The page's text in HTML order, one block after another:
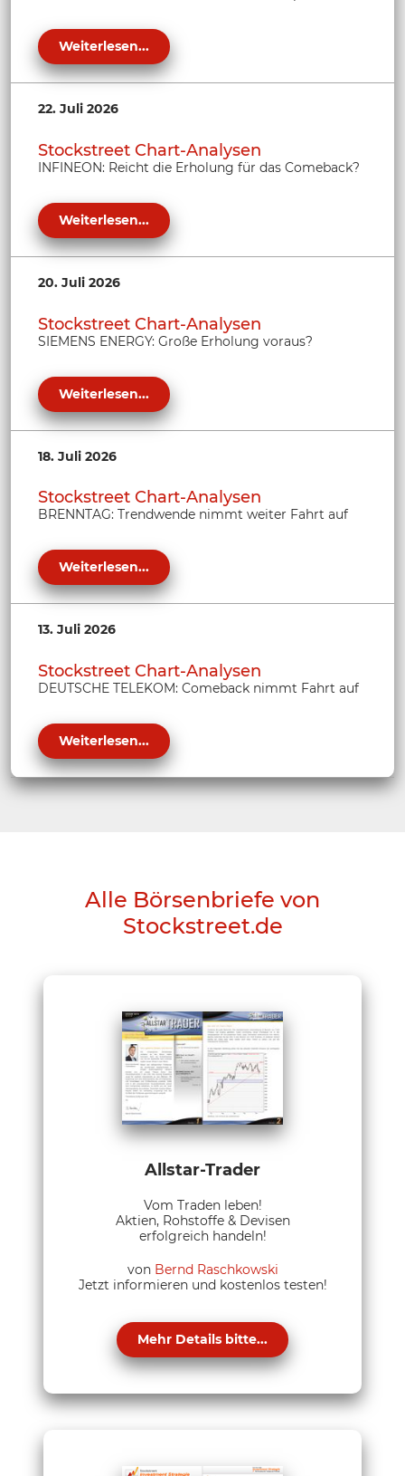
Weiterlesen...
22. Juli 2026
Stockstreet Chart-Analysen
INFINEON: Reicht die Erholung für das Comeback?
Weiterlesen...
20. Juli 2026
Stockstreet Chart-Analysen
SIEMENS ENERGY: Große Erholung voraus?
Weiterlesen...
18. Juli 2026
Stockstreet Chart-Analysen
BRENNTAG: Trendwende nimmt weiter Fahrt auf
Weiterlesen...
13. Juli 2026
Stockstreet Chart-Analysen
DEUTSCHE TELEKOM: Comeback nimmt Fahrt auf
Weiterlesen...
Alle Börsenbriefe von
Stockstreet.de
Allstar-Trader
Vom Traden leben!
Aktien, Rohstoffe & Devisen
erfolgreich handeln!
von Bernd Raschkowski
Jetzt informieren und kostenlos testen!
Mehr Details bitte...